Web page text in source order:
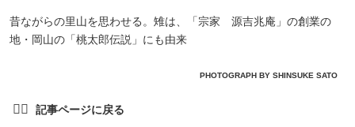
昔ながらの里山を思わせる。雉は、「宗家 源吉兆庵」の創業の
地・岡山の「桃太郎伝説」にも由来
PHOTOGRAPH BY SHINSUKE SATO